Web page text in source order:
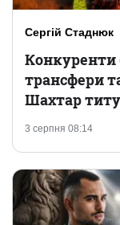
Сергій Стаднюк
3 серпня 08:14
Конкуренти
трансфери
Шахтар